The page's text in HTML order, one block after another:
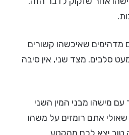
מדהימים שאיכשהו קשורים
סלבים. מצד שני, אין סיבה
מישהו מבני המין השני
אתם רומזים על משהו